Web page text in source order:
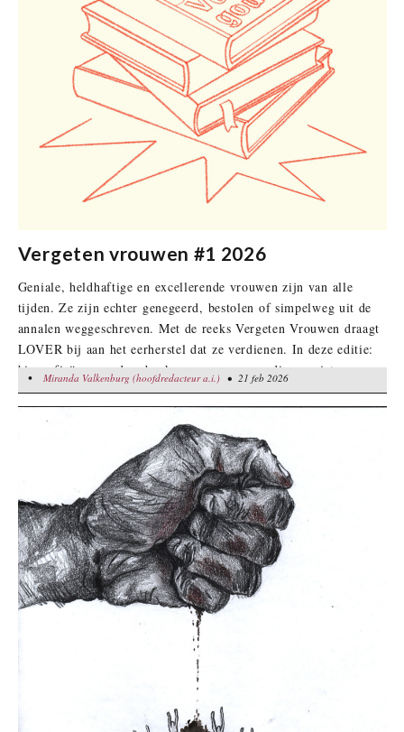
Vergeten vrouwen #1 2026
Geniale, heldhaftige en excellerende vrouwen zijn van alle
tijden. Ze zijn echter genegeerd, bestolen of simpelweg uit de
annalen weggeschreven. Met de reeks Vergeten Vrouwen draagt
LOVER bij aan het eerherstel dat ze verdienen. In deze editie:
biografieën en andere boeken over vrouwen die we niet mogen
vergeten.
Miranda Valkenburg (hoofdredacteur a.i.)• 21 feb 2026
•Miranda Valkenburg (hoofdredacteur a.i.) • 21 feb 2026